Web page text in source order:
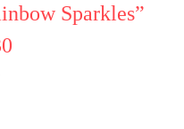
Sparkles”